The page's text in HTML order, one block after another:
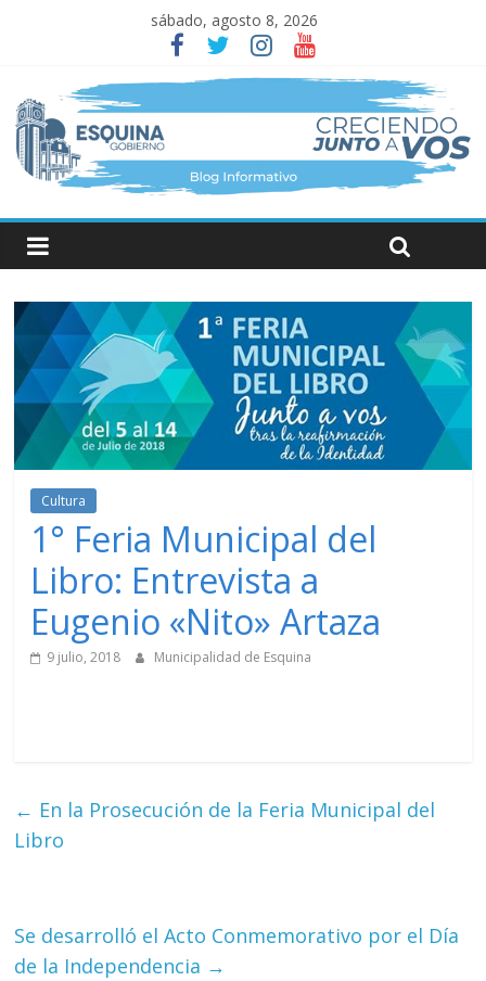
sábado, agosto 8, 2026
Cultura
1° Feria Municipal del
Libro: Entrevista a
Eugenio «Nito» Artaza
9 julio, 2018 Municipalidad de Esquina
← En la Prosecución de la Feria Municipal del
Libro
Se desarrolló el Acto Conmemorativo por el Día
de la Independencia →